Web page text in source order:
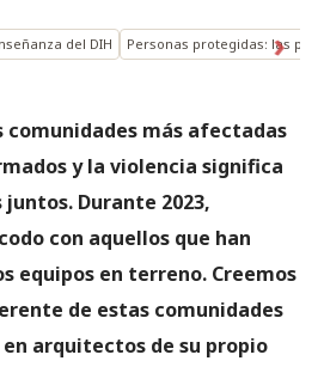
del DIH Personas protegidas: las
comunidades más afectadas
y la violencia significa
Durante 2023,
con aquellos que han
equipos en terreno. Creemos
de estas comunidades
arquitectos de su propio